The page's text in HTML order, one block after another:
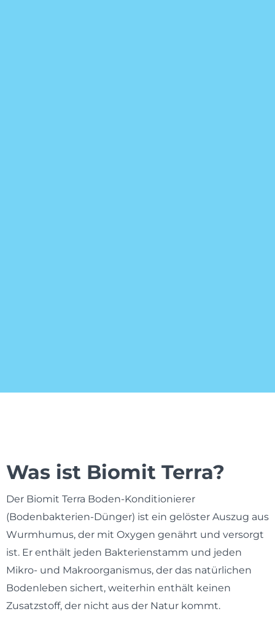
Was ist Biomit Terra?
Der Biomit Terra Boden-Konditionierer
(Bodenbakterien-Dünger) ist ein gelöster Auszug aus
Wurmhumus, der mit Oxygen genährt und versorgt
ist. Er enthält jeden Bakterienstamm und jeden
Mikro- und Makroorganismus, der das natürlichen
Bodenleben sichert, weiterhin enthält keinen
Zusatzstoff, der nicht aus der Natur kommt.